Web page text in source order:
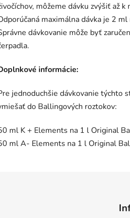
môžeme dávku zvýšiť až k
maximálna dávka je 2
dávkovanie môže byť
informácie:
jednoduchšie dávkovanie týchto
do Ballingových roztokov:
ml K + Elements na 1 l Original
ml A- Elements na 1 l Original